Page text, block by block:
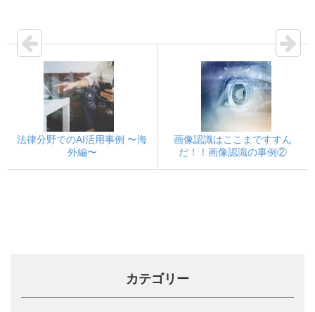
法律分野でのAI活用事例 〜海
外編〜
画像認識はここまですすん
だ！！画像認識の事例②
カテゴリー